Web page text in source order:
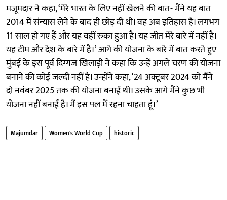
मजूमदार ने कहा, ‘मेरे भारत के लिए नहीं खेलने की बात- मैंने यह बात
2014 में संन्यास लेने के बाद ही छोड़ दी थी। वह अब इतिहास है। लगभग
11 साल हो गए हैं और यह वहीं रुका हुआ है। यह जीत मेरे बारे में नहीं है।
यह टीम और देश के बारे में है।’ आगे की योजना के बारे में बात करते हुए
मुंबई के इस पूर्व दिग्गज खिलाड़ी ने कहा कि उन्हें अगले चरण की योजना
बनाने की कोई जल्दी नहीं है। उन्होंने कहा, ‘24 अक्टूबर 2024 को मैंने
दो नवंबर 2025 तक की योजना बनाई थी। उसके आगे मैंने कुछ भी
योजना नहीं बनाई है। मैं इस पल में रहना चाहता हूं।’
Majumdar Women's World Cup historic